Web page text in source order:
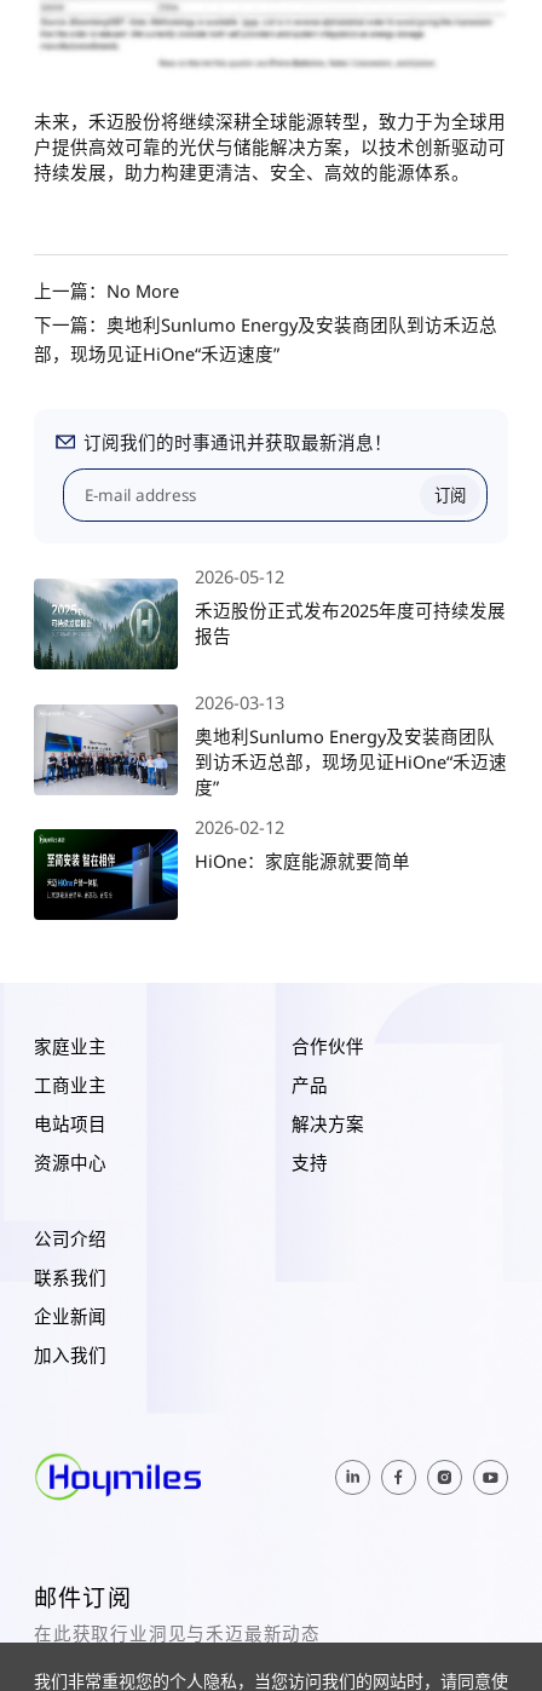
未来，禾迈股份将继续深耕全球能源转型，致力于为全球用
户提供高效可靠的光伏与储能解决方案，以技术创新驱动可
持续发展，助力构建更清洁、安全、高效的能源体系。
上一篇：No More
下一篇：奥地利Sunlumo Energy及安装商团队到访禾迈总
部，现场见证HiOne“禾迈速度”
订阅我们的时事通讯并获取最新消息！
订阅
2026-05-12
禾迈股份正式发布2025年度可持续发展
报告
2026-03-13
奥地利Sunlumo Energy及安装商团队
到访禾迈总部，现场见证HiOne“禾迈速
度”
2026-02-12
HiOne：家庭能源就要简单
家庭业主
工商业主
电站项目
资源中心
合作伙伴
产品
解决方案
支持
公司介绍
联系我们
企业新闻
加入我们
邮件订阅
在此获取行业洞见与禾迈最新动态
订阅
我们非常重视您的个人隐私，当您访问我们的网站时，请同意使